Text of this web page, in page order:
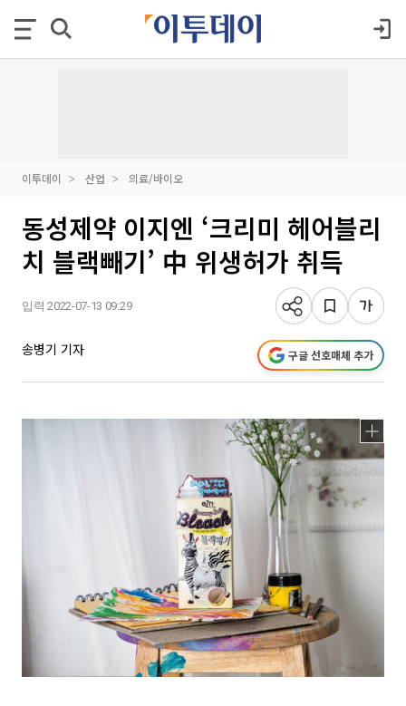
이투데이 산업 의료/바이오
동성제약 이지엔 ‘크리미 헤어블리
치 블랙빼기’ 中 위생허가 취득
입력 2022-07-13 09:29
송병기 기자 구글 선호매체 추가